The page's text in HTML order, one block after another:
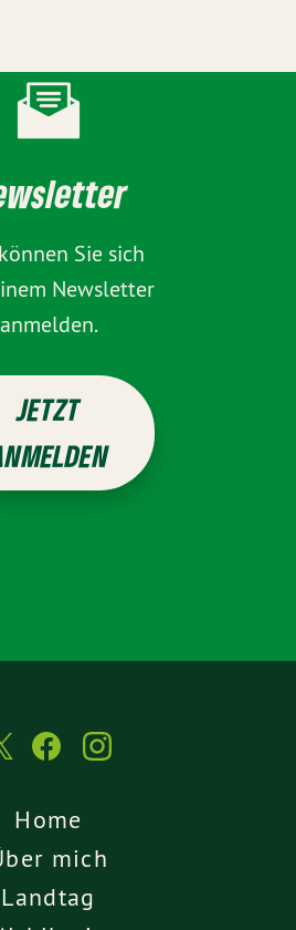
Sie sich
Newsletter
anmelden.
JETZT
Home
mich
Landtag